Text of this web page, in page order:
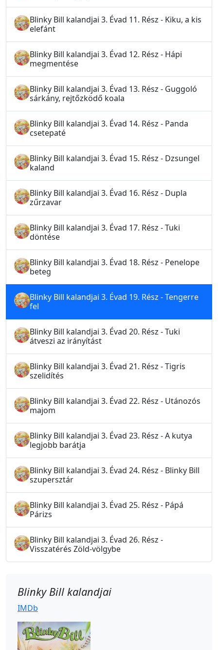
Blinky Bill kalandjai 3. Évad 11. Rész - Kiku, a kis
elefánt
Blinky Bill kalandjai 3. Évad 12. Rész - Hápi
megmentése
Blinky Bill kalandjai 3. Évad 13. Rész - Guggoló
sárkány, rejtőzködő koala
Blinky Bill kalandjai 3. Évad 14. Rész - Panda
csetepaté
Blinky Bill kalandjai 3. Évad 15. Rész - Dzsungel
kaland
Blinky Bill kalandjai 3. Évad 16. Rész - Dupla
zűrzavar
Blinky Bill kalandjai 3. Évad 17. Rész - Tuki
döntése
Blinky Bill kalandjai 3. Évad 18. Rész - Penelope
beteg
Blinky Bill kalandjai 3. Évad 19. Rész - Tengerre
fel
Blinky Bill kalandjai 3. Évad 20. Rész - Tuki
átveszi az irányítást
Blinky Bill kalandjai 3. Évad 21. Rész - Tigris
szelidítés
Blinky Bill kalandjai 3. Évad 22. Rész - Utánozós
majom
Blinky Bill kalandjai 3. Évad 23. Rész - A kutya
legjobb barátja
Blinky Bill kalandjai 3. Évad 24. Rész - Blinky Bill
szupersztár
Blinky Bill kalandjai 3. Évad 25. Rész - Pápá
Párizs
Blinky Bill kalandjai 3. Évad 26. Rész -
Visszatérés Zöld-völgybe
Blinky Bill kalandjai
IMDb